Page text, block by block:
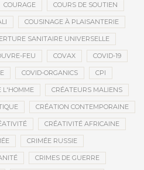
COURAGE COURS DE SOUTIEN
COUSINAGE À PLAISANTERIE
SANITAIRE UNIVERSELLE
FEU COVAX COVID-19
COVID-ORGANICS CPI
L'HOMME CRÉATEURS MALIENS
CRÉATION CONTEMPORAINE
CRÉATIVITÉ AFRICAINE
CRIMÉE RUSSIE
CRIMES DE GUERRE